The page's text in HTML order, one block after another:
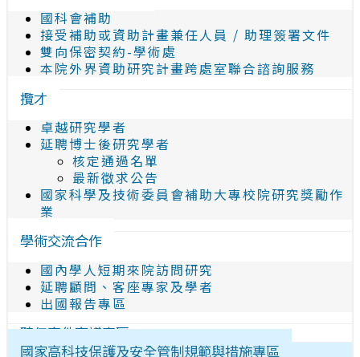
國科會補助
接受補助或資助計畫兼任人員 / 助理簽署文件
雙向保密契約-學術處
本院外界資助研究計畫跨處室聯合諮詢服務
攬才
卓越研究學者
延聘博士後研究學者
核定通過名單
最新徵求公告
國家科學及技術委員會補助大專校院研究獎勵作
業
學術交流合作
國內學人短期來院訪問研究
延聘顧問、客座專家及學者
出國報告專區
聘任案件審議專區
國家高科技保護及安全管制規範與措施專區